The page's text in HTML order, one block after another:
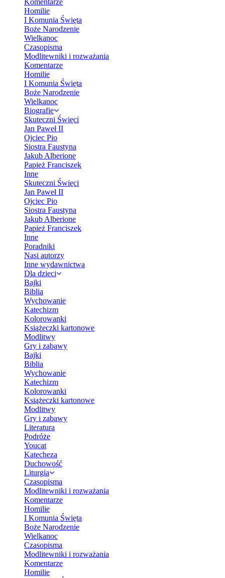
Komentarze
Homilie
I Komunia Święta
Boże Narodzenie
Wielkanoc
Czasopisma
Modlitewniki i rozważania
Komentarze
Homilie
I Komunia Święta
Boże Narodzenie
Wielkanoc
Biografie
Skuteczni Święci
Jan Paweł II
Ojciec Pio
Siostra Faustyna
Jakub Alberione
Papież Franciszek
Inne
Skuteczni Święci
Jan Paweł II
Ojciec Pio
Siostra Faustyna
Jakub Alberione
Papież Franciszek
Inne
Poradniki
Nasi autorzy
Inne wydawnictwa
Dla dzieci
Bajki
Biblia
Wychowanie
Katechizm
Kolorowanki
Książeczki kartonowe
Modlitwy
Gry i zabawy
Bajki
Biblia
Wychowanie
Katechizm
Kolorowanki
Książeczki kartonowe
Modlitwy
Gry i zabawy
Literatura
Podróże
Youcat
Katecheza
Duchowość
Liturgia
Czasopisma
Modlitewniki i rozważania
Komentarze
Homilie
I Komunia Święta
Boże Narodzenie
Wielkanoc
Czasopisma
Modlitewniki i rozważania
Komentarze
Homilie